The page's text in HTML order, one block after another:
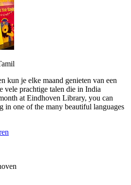
kun je elke maand genieten van een
vele prachtige talen die in India
at Eindhoven Library, you can
in one of the many beautiful languages